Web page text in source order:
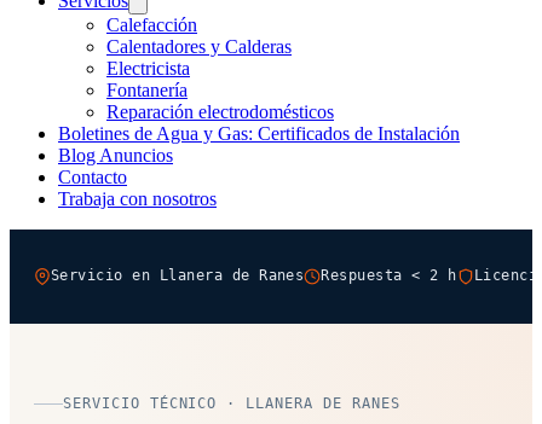
Calefacción
Calentadores y Calderas
Electricista
Fontanería
Reparación electrodomésticos
Boletines de Agua y Gas: Certificados de Instalación
Blog Anuncios
Contacto
Trabaja con nosotros
Servicio en Llanera de Ranes Respuesta < 2 h
SERVICIO TÉCNICO · LLANERA DE RANES